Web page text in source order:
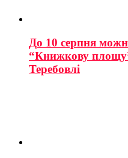
До 10 серпня
“Книжкову
Теребовлі